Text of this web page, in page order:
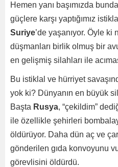
Hemen yanı başımızda
güçlere karşı yaptığımız
Suriye’de yaşanıyor. Öyle
düşmanları birlik olmuş bir
en gelişmiş silahları ile
Bu istiklal ve hürriyet
yok ki? Dünyanın en büyük
Başta Rusya, “çekildim”
ile özellikle şehirleri
öldürüyor. Daha dün aç ve
gönderilen gıda konvoyunu
görevlisini öldürdü.